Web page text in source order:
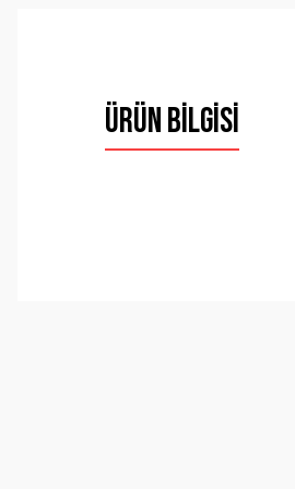
Ürün Bilgisi